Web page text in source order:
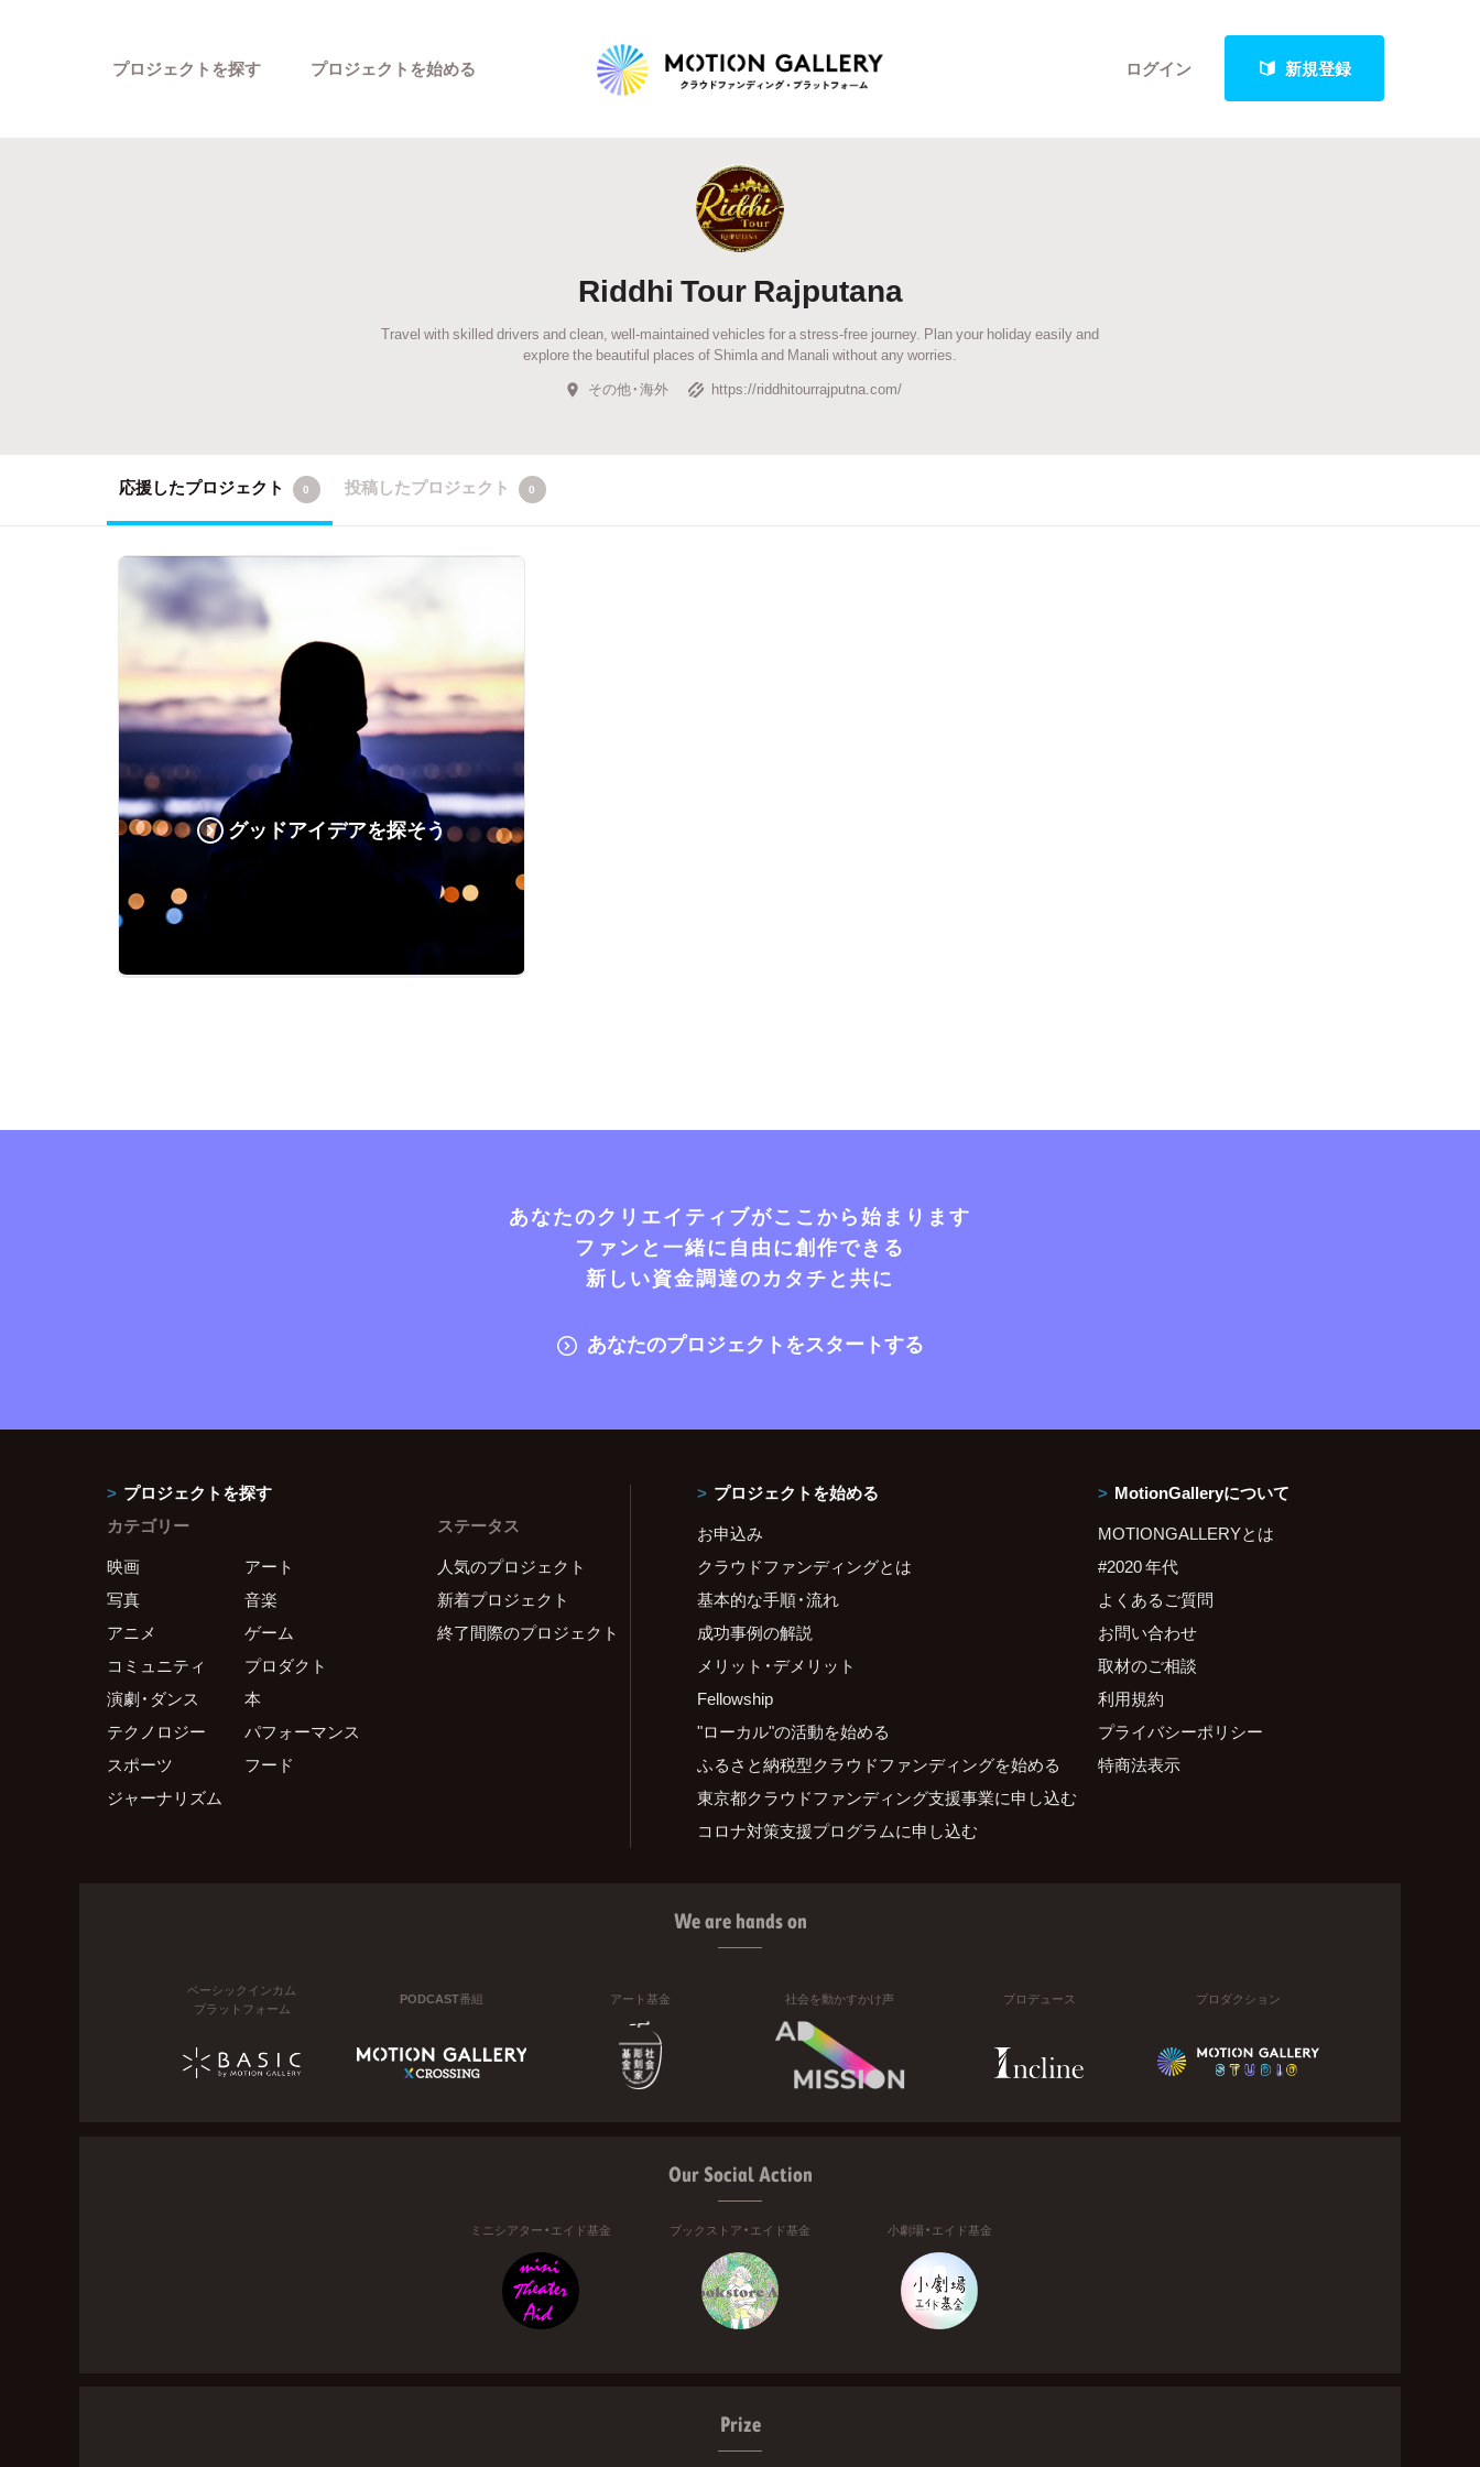
ログイン 新規登録
プロジェクトを探す
Highlight
新着プロジェクト
Feature
カテゴリーから探す タグから探す キュレーターから探す 特集から探す 最新進捗報告から探す
プロジェクトを始める
Riddhi Tour Rajputana
Travel with skilled drivers and clean, well-maintained vehicles for a stress-free journey. Plan your holiday easily and
explore the beautiful places of Shimla and Manali without any worries.
その他・海外
https://riddhitourrajputna.com/
応援したプロジェクト 0 投稿したプロジェクト 0
グッドアイデアを探そう
あなたのクリエイティブがここから始まります
ファンと一緒に自由に創作できる
新しい資金調達のカタチと共に
あなたのプロジェクトをスタートする
プロジェクトを探す
カテゴリー
映画
アート
写真
音楽
アニメ
ゲーム
コミュニティ
プロダクト
演劇・ダンス
本
テクノロジー
パフォーマンス
スポーツ
フード
ジャーナリズム
ステータス
人気のプロジェクト
新着プロジェクト
終了間際のプロジェクト
プロジェクトを始める
お申込み
クラウドファンディングとは
基本的な手順・流れ
成功事例の解説
メリット・デメリット
Fellowship
"ローカル"の活動を始める
ふるさと納税型クラウドファンディングを始める
東京都クラウドファンディング支援事業に申し込む
コロナ対策支援プログラムに申し込む
MotionGalleryについて
MOTIONGALLERYとは
#2020 年代
よくあるご質問
お問い合わせ
取材のご相談
利用規約
プライバシーポリシー
特商法表示
We are hands on
ベーシックインカム
プラットフォーム
PODCAST番組 アート基金 社会を動かすかけ声 プロデュース プロダクション
Our Social Action
ミニシアター・エイド基金 ブックストア・エイド基金 小劇場・エイド基金
Prize